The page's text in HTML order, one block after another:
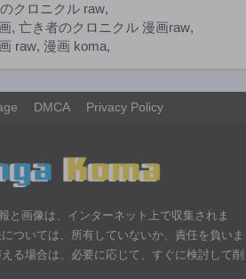
クロニクル raw,
, 亡き者のクロニクル 漫画raw,
raw, 漫画 koma,
DMCA Privacy Policy
と画像は、インターネット上で収集されま
ついては、所有していないか、責任を負いま
る場合は、必要に応じて、すぐに検討して削